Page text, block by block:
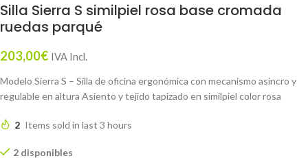
Silla Sierra S similpiel rosa base cromada
ruedas parqué
203,00€ IVA Incl.
Modelo Sierra S – Silla de oficina ergonómica con mecanismo asincro y
regulable en altura Asiento y tejido tapizado en similpiel color rosa
2 Items sold in last 3 hours
2 disponibles